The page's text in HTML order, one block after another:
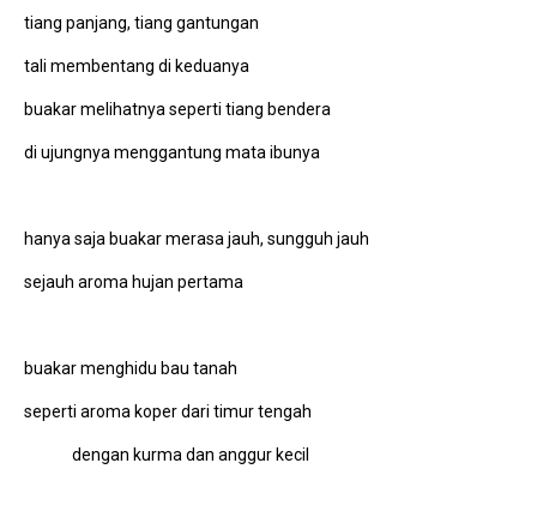
tiang panjang, tiang gantungan
tali membentang di keduanya
buakar melihatnya seperti tiang bendera
di ujungnya menggantung mata ibunya
hanya saja buakar merasa jauh, sungguh jauh
sejauh aroma hujan pertama
buakar menghidu bau tanah
seperti aroma koper dari timur tengah
dengan kurma dan anggur kecil